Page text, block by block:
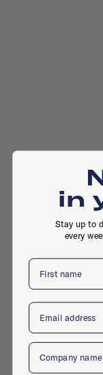
Boven
Utrecht
in
Stay up to
every
First name
Email
Company